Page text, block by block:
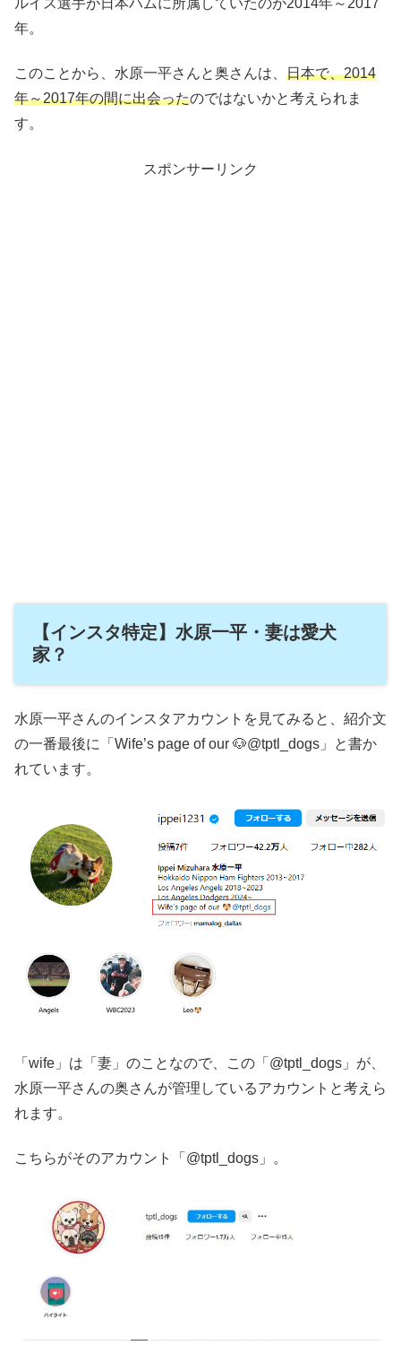
ルイス選手が日本ハムに所属していたのが2014年～2017
年。
このことから、水原一平さんと奥さんは、 日本で、2014
年～2017年の間に出会ったのではないかと考えられま
す。
スポンサーリンク
【インスタ特定】水原一平・妻は愛犬
家？
水原一平さんのインスタアカウントを見てみると、紹介文
の一番最後に「Wife’s page of our 🐶@tptl_dogs」と書か
れています。
「wife」は「妻」のことなので、この「@tptl_dogs」が、
水原一平さんの奥さんが管理しているアカウントと考えら
れます。
こちらがそのアカウント 「 @tptl_dogs」。